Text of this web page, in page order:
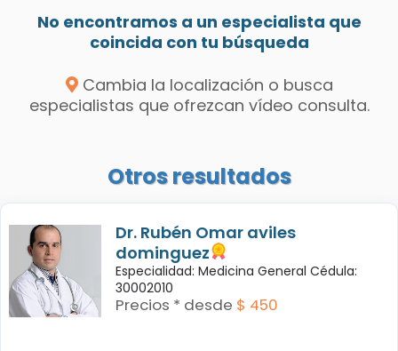
No encontramos a un especialista que
coincida con tu búsqueda
Cambia la localización o busca
especialistas que ofrezcan vídeo consulta.
Otros resultados
Dr. Rubén Omar aviles
dominguez
Especialidad: Medicina General Cédula:
30002010
Precios * desde $ 450